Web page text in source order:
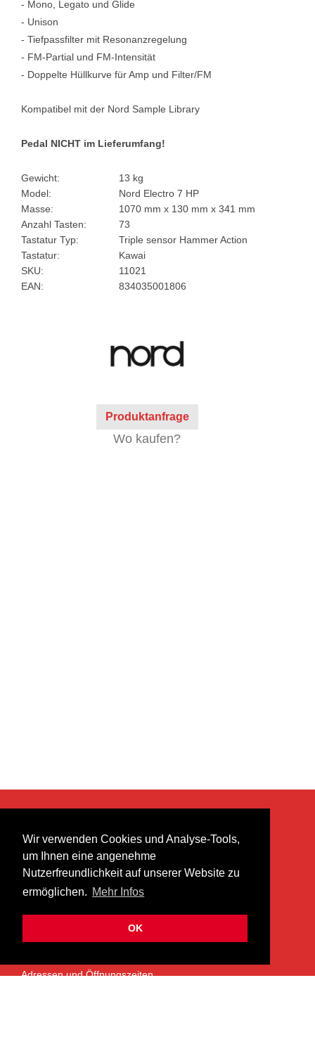
Wir verwenden Cookies und Analyse-Tools,
um Ihnen eine angenehme
Nutzerfreundlichkeit auf unserer Website zu
ermöglichen. Mehr Infos
OK
- Mono, Legato und Glide
- Unison
- Tiefpassfilter mit Resonanzregelung
- FM-Partial und FM-Intensität
- Doppelte Hüllkurve für Amp und Filter/FM
Kompatibel mit der Nord Sample Library
Pedal NICHT im Lieferumfang!
Gewicht:
13 kg
Model:
Nord Electro 7 HP
Masse:
1070 mm x 130 mm x 341 mm
Anzahl Tasten:
73
Tastatur Typ:
Triple sensor Hammer Action
Tastatur:
Kawai
SKU:
11021
EAN:
834035001806
Produktanfrage
Wo kaufen?
heer musik ag
Lättenstrasse 35
8952 Schlieren
info@heermusic.com
ÜBER UNS
Adressen und Öffnungszeiten